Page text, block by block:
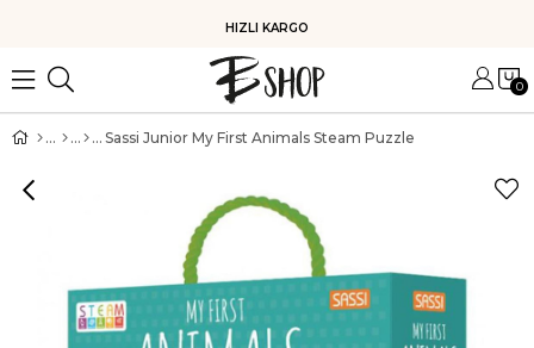
HIZLI KARGO
0
Sassi Junior My First Animals Steam Puzzle